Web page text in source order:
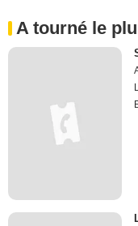
A tourné le